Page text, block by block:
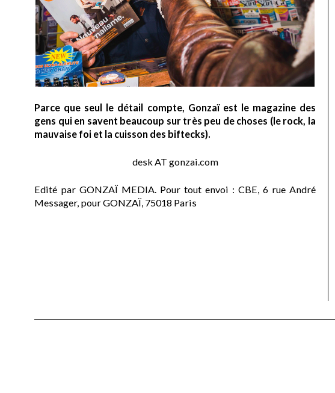
Parce que seul le détail compte, Gonzaï est le magazine des
gens qui en savent beaucoup sur très peu de choses (le rock, la
mauvaise foi et la cuisson des biftecks).
desk AT gonzai.com
Edité par GONZAÏ MEDIA. Pour tout envoi : CBE, 6 rue André
Messager, pour GONZAÏ, 75018 Paris